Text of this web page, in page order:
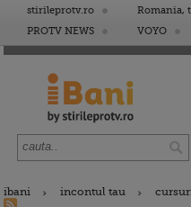
stirileprotv.ro Romania,
PROTV NEWS
VOYO
ibani incontul tau